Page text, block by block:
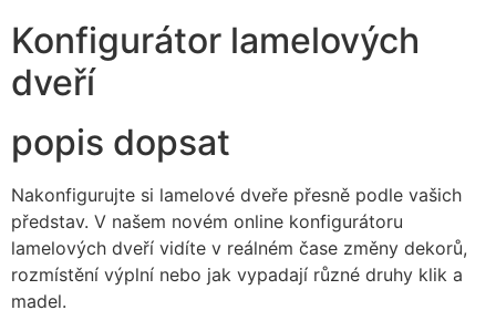
Konfigurátor lamelových
dveří
popis dopsat
Nakonfigurujte si lamelové dveře přesně podle vašich
představ. V našem novém online konfigurátoru
lamelových dveří vidíte v reálném čase změny dekorů,
rozmístění výplní nebo jak vypadají různé druhy klik a
madel.